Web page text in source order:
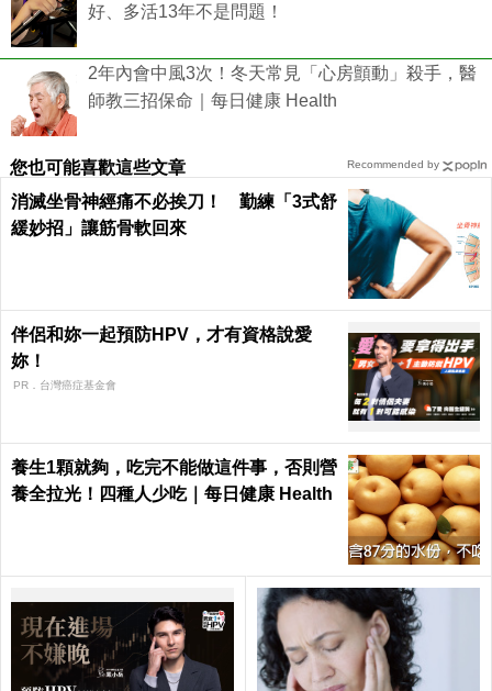
好、多活13年不是問題！
2年內會中風3次！冬天常見「心房顫動」殺手，醫
師教三招保命｜每日健康 Health
您也可能喜歡這些文章
消滅坐骨神經痛不必挨刀！ 勤練「3式舒
緩妙招」讓筋骨軟回來
伴侶和妳一起預防HPV，才有資格說愛
妳！
PR．台灣癌症基金會
養生1顆就夠，吃完不能做這件事，否則營
養全拉光！四種人少吃｜每日健康 Health
Recommended by